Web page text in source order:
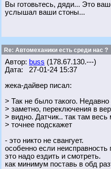
Вы готовьтесь, дяди... Это
услышал ваши стоны...
Re: Автомеханики есть среди нас ?
Автор: buss (178.67.130.---)
Дата: 27-01-24 15:37
жека-дайвер писал:
> Так не было такого.
> заметно, переключения в
> видно. Датчик.. так там
> точнее подскажет
- это никто не свангует.
особенно если
это надо ездить и смотреть.
как минимум поставь в обд